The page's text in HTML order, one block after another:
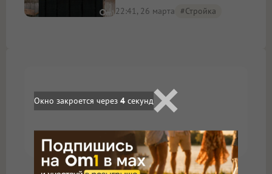
22:41, 26 марта #стройка
Окно закроется через 4 секунд